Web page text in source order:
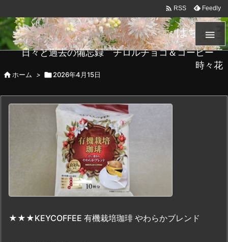
はちメモ
日々と過去の備忘録 チロルチョコ＆コーヒー
時々花

 RSS Feedly
 ホーム > 2026年4月15日
★★★KEYCOFFEE 有機栽培珈琲 やわらかブレンド